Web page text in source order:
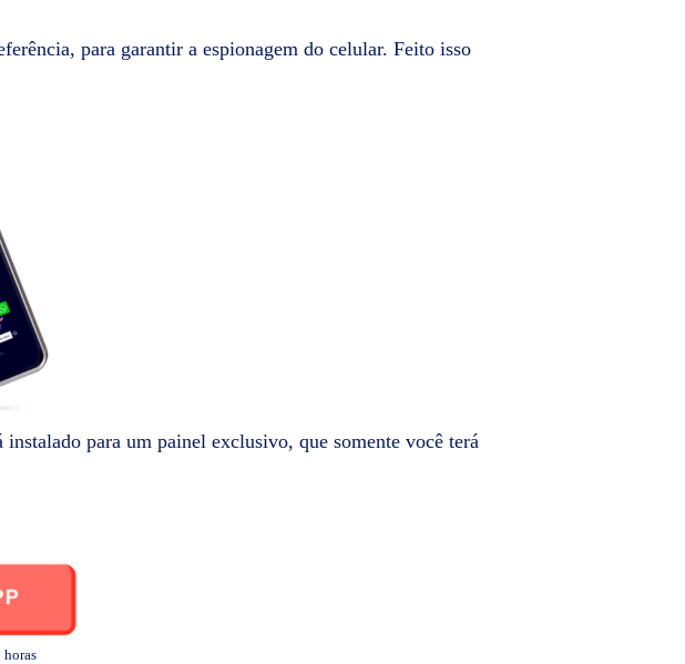
para garantir a espionagem do celular. Feito isso
para um painel exclusivo, que somente você terá